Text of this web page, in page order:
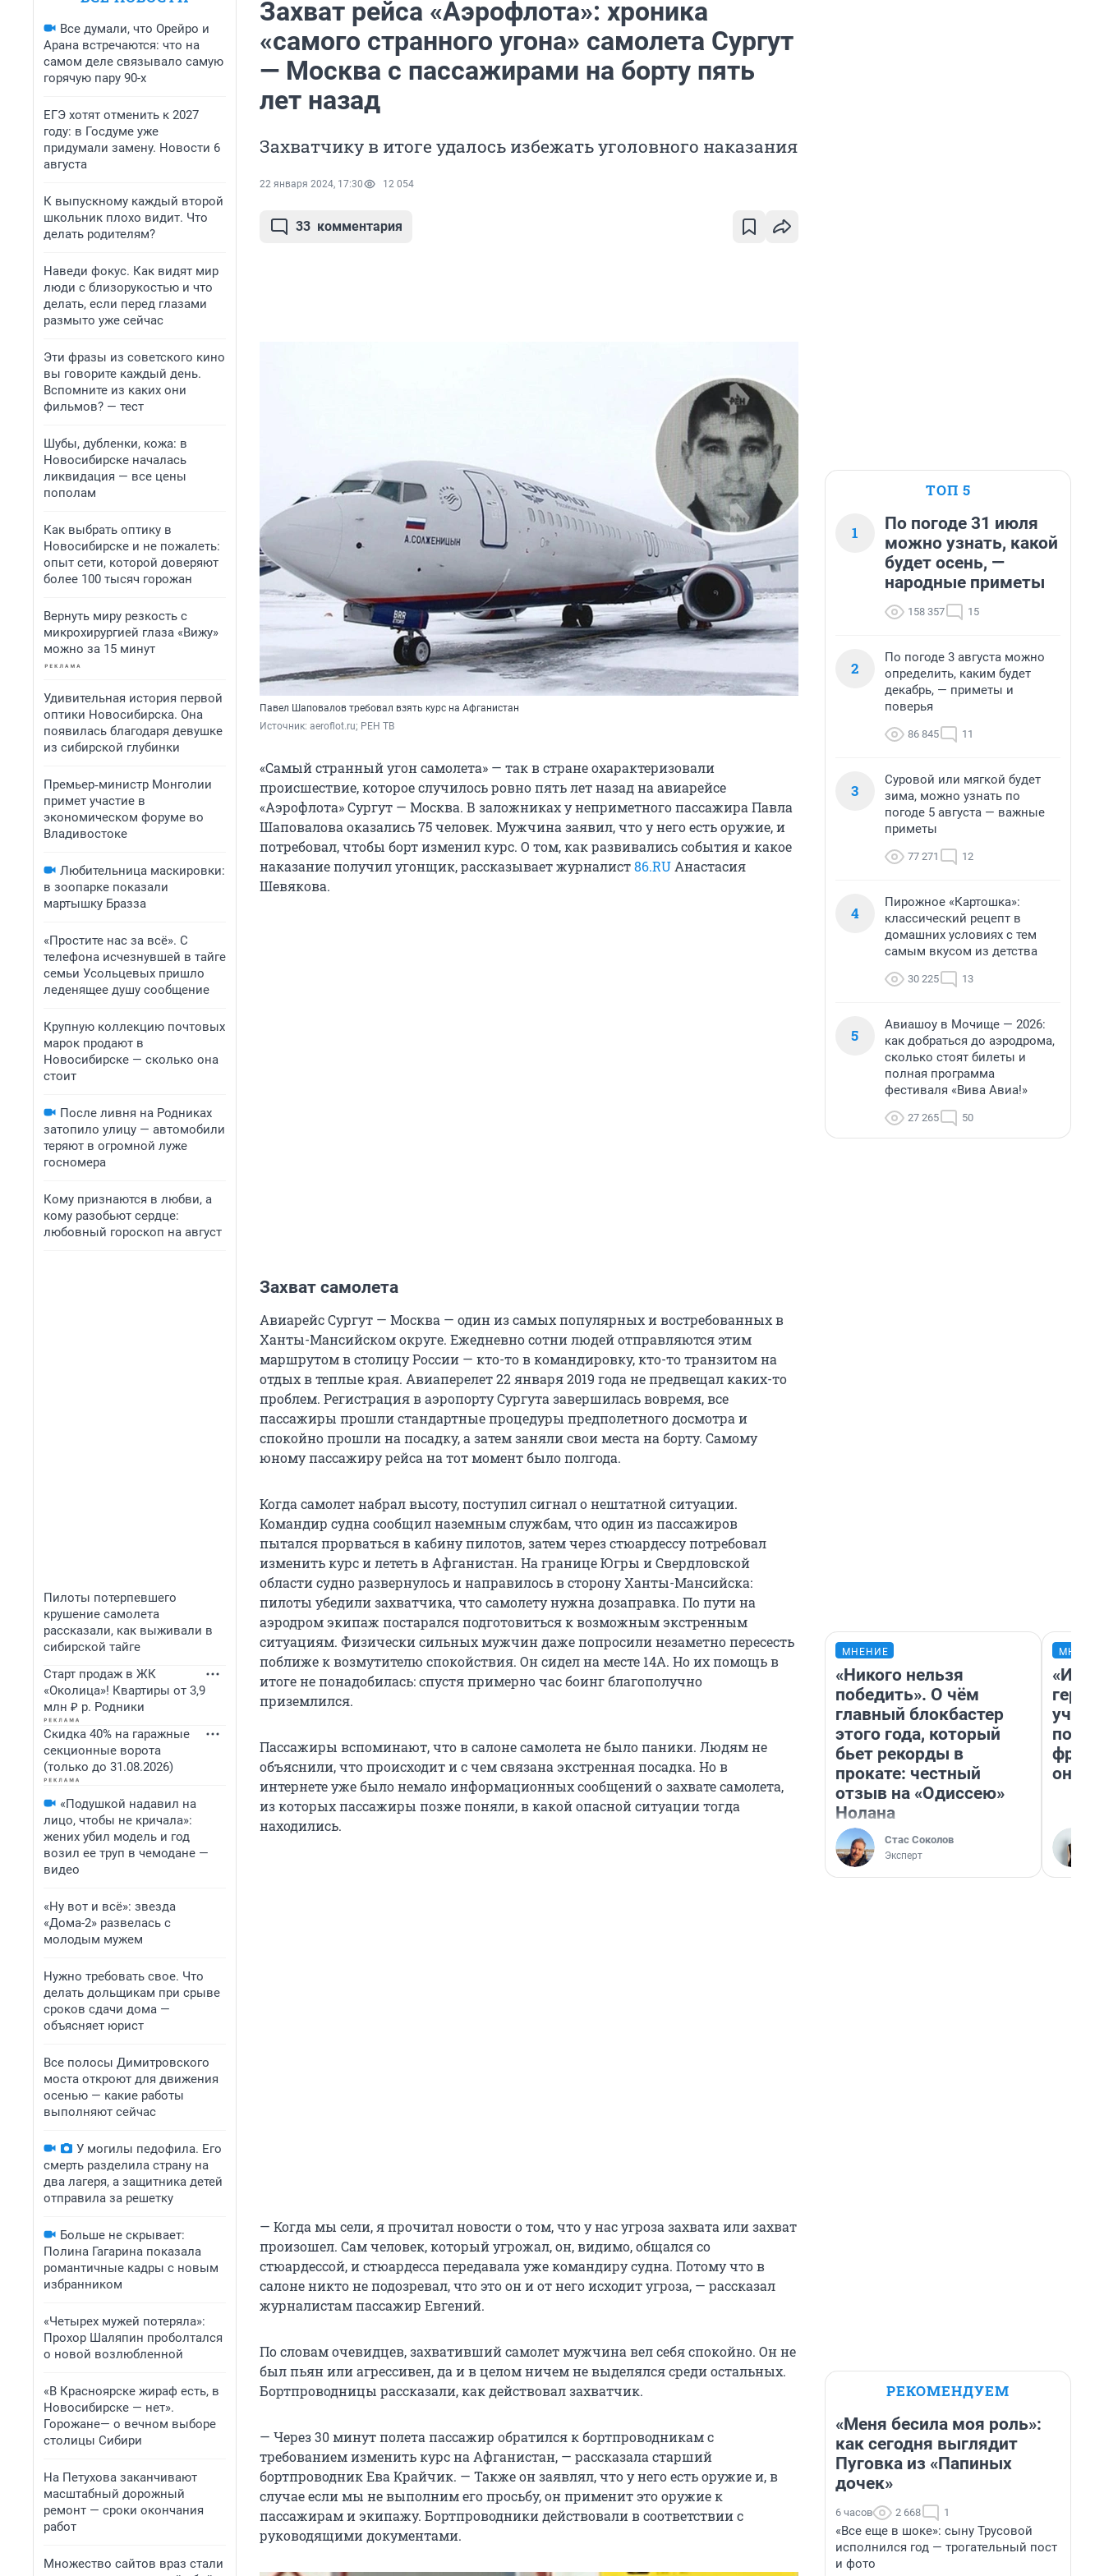
Все думали, что Орейро и
Арана встречаются: что на
самом деле связывало самую
горячую пару 90-х
ЕГЭ хотят отменить к 2027
году: в Госдуме уже
придумали замену. Новости 6
августа
К выпускному каждый второй
школьник плохо видит. Что
делать родителям?
Наведи фокус. Как видят мир
люди с близорукостью и что
делать, если перед глазами
размыто уже сейчас
Эти фразы из советского кино
вы говорите каждый день.
Вспомните из каких они
фильмов? — тест
Шубы, дубленки, кожа: в
Новосибирске началась
ликвидация — все цены
пополам
Как выбрать оптику в
Новосибирске и не пожалеть:
опыт сети, которой доверяют
более 100 тысяч горожан
Вернуть миру резкость с
микрохирургией глаза «Вижу»
можно за 15 минут
Удивительная история первой
оптики Новосибирска. Она
появилась благодаря девушке
из сибирской глубинки
Премьер‑министр Монголии
примет участие в
экономическом форуме во
Владивостоке
Любительница маскировки:
в зоопарке показали
мартышку Бразза
«Простите нас за всё». С
телефона исчезнувшей в тайге
семьи Усольцевых пришло
леденящее душу сообщение
Крупную коллекцию почтовых
марок продают в
Новосибирске — сколько она
стоит
После ливня на Родниках
затопило улицу — автомобили
теряют в огромной луже
госномера
Кому признаются в любви, а
кому разобьют сердце:
любовный гороскоп на август
Пилоты потерпевшего
крушение самолета
рассказали, как выживали в
сибирской тайге
Старт продаж в ЖК
«Околица»! Квартиры от 3,9
млн ₽ р. Родники
Скидка 40% на гаражные
секционные ворота
(только до 31.08.2026)
«Подушкой надавил на
лицо, чтобы не кричала»:
жених убил модель и год
возил ее труп в чемодане —
видео
«Ну вот и всё»: звезда
«Дома-2» развелась с
молодым мужем
Нужно требовать свое. Что
делать дольщикам при срыве
сроков сдачи дома —
объясняет юрист
Все полосы Димитровского
моста откроют для движения
осенью — какие работы
выполняют сейчас
У могилы педофила. Его
смерть разделила страну на
два лагеря, а защитника детей
отправила за решетку
Больше не скрывает:
Полина Гагарина показала
романтичные кадры с новым
избранником
«Четырех мужей потеряла»:
Прохор Шаляпин проболтался
о новой возлюбленной
«В Красноярске жираф есть, в
Новосибирске — нет».
Горожане— о вечном выборе
столицы Сибири
На Петухова заканчивают
масштабный дорожный
ремонт — сроки окончания
работ
Множество сайтов враз стали
Захват рейса «Аэрофлота»: хроника
«самого странного угона» самолета Сургут
— Москва с пассажирами на борту пять
лет назад
Захватчику в итоге удалось избежать уголовного наказания
22 января 2024, 17:30 12 054
33 комментария
Павел Шаповалов требовал взять курс на Афганистан
Источник: aeroflot.ru; РЕН ТВ
«Самый странный угон самолета» — так в стране охарактеризовали
происшествие, которое случилось ровно пять лет назад на авиарейсе
«Аэрофлота» Сургут — Москва. В заложниках у неприметного пассажира Павла
Шаповалова оказались 75 человек. Мужчина заявил, что у него есть оружие, и
потребовал, чтобы борт изменил курс. О том, как развивались события и какое
наказание получил угонщик, рассказывает журналист86.RU Анастасия
Шевякова.
Захват самолета
Авиарейс Сургут — Москва — один из самых популярных и востребованных в
Ханты-Мансийском округе. Ежедневно сотни людей отправляются этим
маршрутом в столицу России — кто-то в командировку, кто-то транзитом на
отдых в теплые края. Авиаперелет 22 января 2019 года не предвещал каких-то
проблем. Регистрация в аэропорту Сургута завершилась вовремя, все
пассажиры прошли стандартные процедуры предполетного досмотра и
спокойно прошли на посадку, а затем заняли свои места на борту. Самому
юному пассажиру рейса на тот момент было полгода.
Когда самолет набрал высоту, поступил сигнал о нештатной ситуации.
Командир судна сообщил наземным службам, что один из пассажиров
пытался прорваться в кабину пилотов, затем через стюардессу потребовал
изменить курс и лететь в Афганистан. На границе Югры и Свердловской
области судно развернулось и направилось в сторону Ханты-Мансийска:
пилоты убедили захватчика, что самолету нужна дозаправка. По пути на
аэродром экипаж постарался подготовиться к возможным экстренным
ситуациям. Физически сильных мужчин даже попросили незаметно пересесть
поближе к возмутителю спокойствия. Он сидел на месте 14А. Но их помощь в
итоге не понадобилась: спустя примерно час боинг благополучно
приземлился.
Пассажиры вспоминают, что в салоне самолета не было паники. Людям не
объяснили, что происходит и с чем связана экстренная посадка. Но в
интернете уже было немало информационных сообщений о захвате самолета,
из которых пассажиры позже поняли, в какой опасной ситуации тогда
находились.
— Когда мы сели, я прочитал новости о том, что у нас угроза захвата или захват
произошел. Сам человек, который угрожал, он, видимо, общался со
стюардессой, и стюардесса передавала уже командиру судна. Потому что в
салоне никто не подозревал, что это он и от него исходит угроза, — рассказал
журналистам пассажир Евгений.
По словам очевидцев, захвативший самолет мужчина вел себя спокойно. Он не
был пьян или агрессивен, да и в целом ничем не выделялся среди остальных.
Бортпроводницы рассказали, как действовал захватчик.
— Через 30 минут полета пассажир обратился к бортпроводникам с
требованием изменить курс на Афганистан, — рассказала старший
бортпроводник Ева Крайчик. — Также он заявлял, что у него есть оружие и, в
случае если мы не выполним его просьбу, он применит это оружие к
пассажирам и экипажу. Бортпроводники действовали в соответствии с
руководящими документами.
ТОП 5
1
По погоде 31 июля
можно узнать, какой
будет осень, —
народные приметы
158 357 15
2
По погоде 3 августа можно
определить, каким будет
декабрь, — приметы и
поверья
86 845 11
3
Суровой или мягкой будет
зима, можно узнать по
погоде 5 августа — важные
приметы
77 271 12
4
Пирожное «Картошка»:
классический рецепт в
домашних условиях с тем
самым вкусом из детства
30 225 13
5
Авиашоу в Мочище — 2026:
как добраться до аэродрома,
сколько стоят билеты и
полная программа
фестиваля «Вива Авиа!»
27 265 50
МНЕНИЕ
«Никого нельзя
победить». О чём
главный блокбастер
этого года, который
бьет рекорды в
прокате: честный
отзыв на «Одиссею»
Нолана
Стас Соколов
Эксперт
учит
она
РЕКОМЕНДУЕМ
«Меня бесила моя роль»:
как сегодня выглядит
Пуговка из «Папиных
дочек»
6 часов 2 668 1
«Все еще в шоке»: сыну Трусовой
исполнился год — трогательный пост
и фото